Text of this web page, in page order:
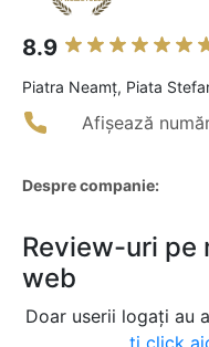
8.9
Piatra Neamţ, Piata
Afișează
Despre companie:
Review-uri pe
web
Doar userii logați au